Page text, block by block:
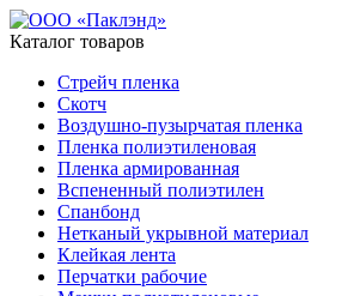
Каталог товаров
Стрейч пленка
Скотч
Воздушно-пузырчатая пленка
Пленка полиэтиленовая
Пленка армированная
Вспененный полиэтилен
Спанбонд
Нетканый укрывной материал
Клейкая лента
Перчатки рабочие